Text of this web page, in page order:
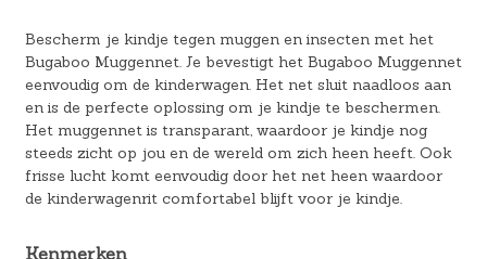
Bescherm je kindje tegen muggen en insecten met het
Bugaboo Muggennet. Je bevestigt het Bugaboo Muggennet
eenvoudig om de kinderwagen. Het net sluit naadloos aan
en is de perfecte oplossing om je kindje te beschermen.
Het muggennet is transparant, waardoor je kindje nog
steeds zicht op jou en de wereld om zich heen heeft. Ook
frisse lucht komt eenvoudig door het net heen waardoor
de kinderwagenrit comfortabel blijft voor je kindje.
Kenmerken